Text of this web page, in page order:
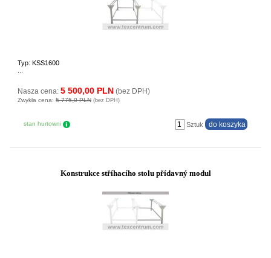
Typ: KSS1600
Nasza cena: 5 500,00 PLN (bez DPH)
Zwykła cena: 5 775,0 PLN (bez DPH)
stan hurtowni Sztuk
Konstrukce stříhacího stolu přídavný modul